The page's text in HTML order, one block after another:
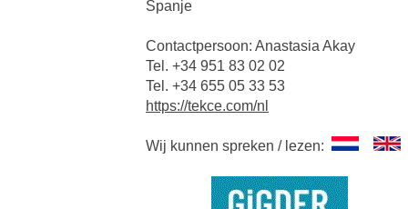
Spanje
Contactpersoon: Anastasia Akay
Tel. +34 951 83 02 02
Tel. +34 655 05 33 53
https://tekce.com/nl
Wij kunnen spreken / lezen: